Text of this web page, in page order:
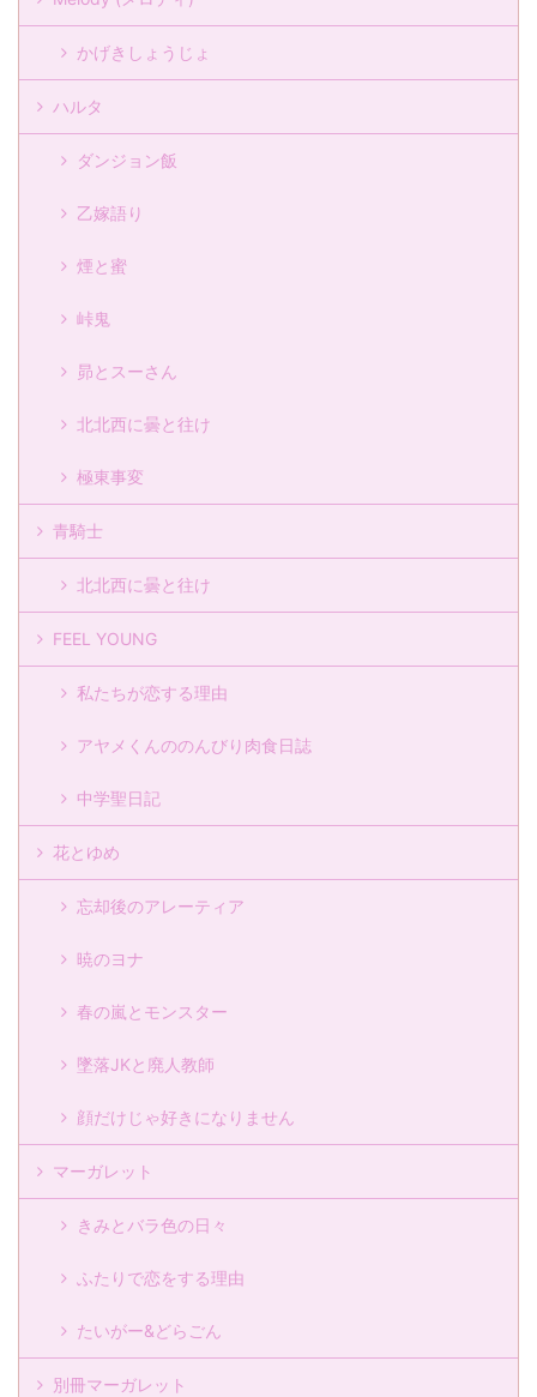
かげきしょうじょ
ハルタ
ダンジョン飯
乙嫁語り
煙と蜜
峠鬼
昴とスーさん
北北西に曇と往け
極東事変
青騎士
北北西に曇と往け
FEEL YOUNG
私たちが恋する理由
アヤメくんののんびり肉食日誌
中学聖日記
花とゆめ
忘却後のアレーティア
暁のヨナ
春の嵐とモンスター
墜落JKと廃人教師
顔だけじゃ好きになりません
マーガレット
きみとバラ色の日々
ふたりで恋をする理由
たいがー&どらごん
別冊マーガレット